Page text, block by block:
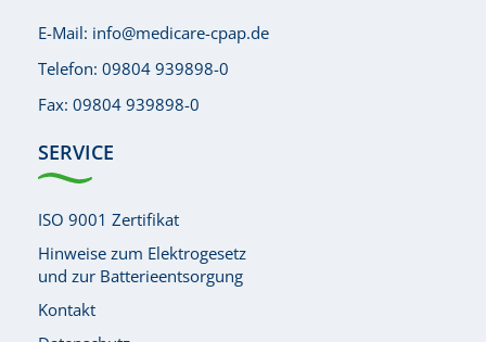
E-Mail: info@medicare-cpap.de
Telefon: 09804 939898-0
Fax: 09804 939898-0
SERVICE
ISO 9001 Zertifikat
Hinweise zum Elektrogesetz
und zur Batterieentsorgung
Kontakt